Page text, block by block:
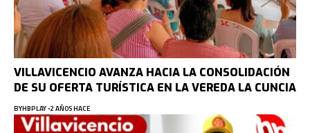
VILLAVICENCIO AVANZA HACIA LA CONSOLIDACIÓN
DE SU OFERTA TURÍSTICA EN LA VEREDA LA CUNCIA
BYHBPLAY 2 AÑOS HACE